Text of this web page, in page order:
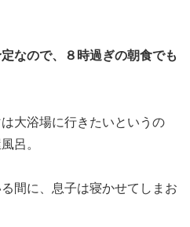
なので、８時過ぎの朝食でも
大浴場に行きたいというの
呂。
間に、息子は寝かせてしまお